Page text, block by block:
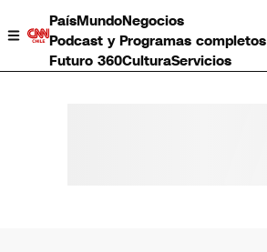
PaísMundoNegocios
Podcast y Programas completos
Futuro 360CulturaServicios